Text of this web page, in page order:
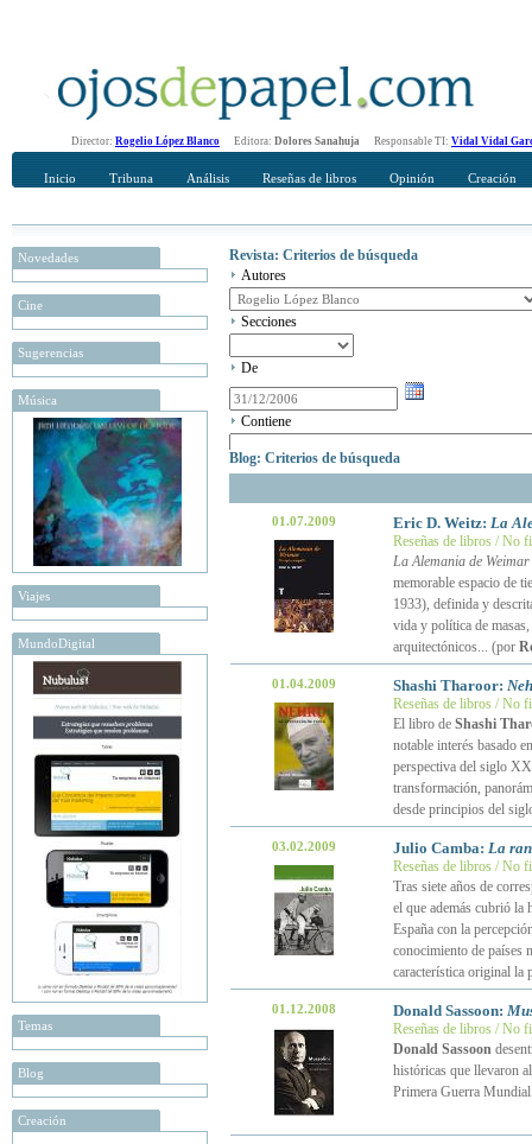
Director: Rogelio López Blanco Editora: Dolores Sanahuja Responsable TI: Vidal Vidal
Inicio Tribuna Análisis Reseñas de libros Opinión Creación
Novedades
Cine
Sugerencias
Música
Viajes
MundoDigital
Temas
Blog
Creación
Revista: Criterios de búsqueda
Autores
Secciones
De
Contiene
Blog: Criterios de búsqueda
01.07.2009 Eric D. Weitz: La
Reseñas de libros / No
La Alemania de Weimar
memorable espacio de
1933), definida y
vida y política de
arquitectónicos... (por
01.04.2009 Shashi Tharoor:
Reseñas de libros / No
El libro de Shashi
notable interés basado
perspectiva del siglo
transformación,
desde principios del
03.02.2009 Julio Camba: La
Reseñas de libros / No
Tras siete años de
el que además cubrió la
España con la
conocimiento de países
característica original la
01.12.2008 Donald Sassoon:
Reseñas de libros / No
Donald Sassoon
históricas que llevaron
Primera Guerra